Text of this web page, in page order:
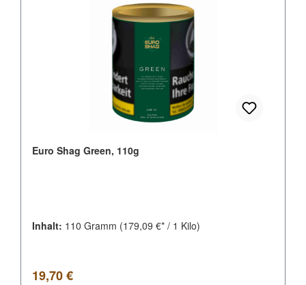
Euro Shag Green, 110g
Inhalt: 110 Gramm (179,09 €* / 1 Kilo)
Regulärer Preis:
19,70 €